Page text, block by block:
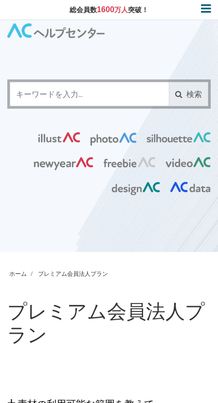
総会員数1600万人突破！
検索
ホーム プレミアム会員法人プラン
プレミアム会員法人プ
ラン